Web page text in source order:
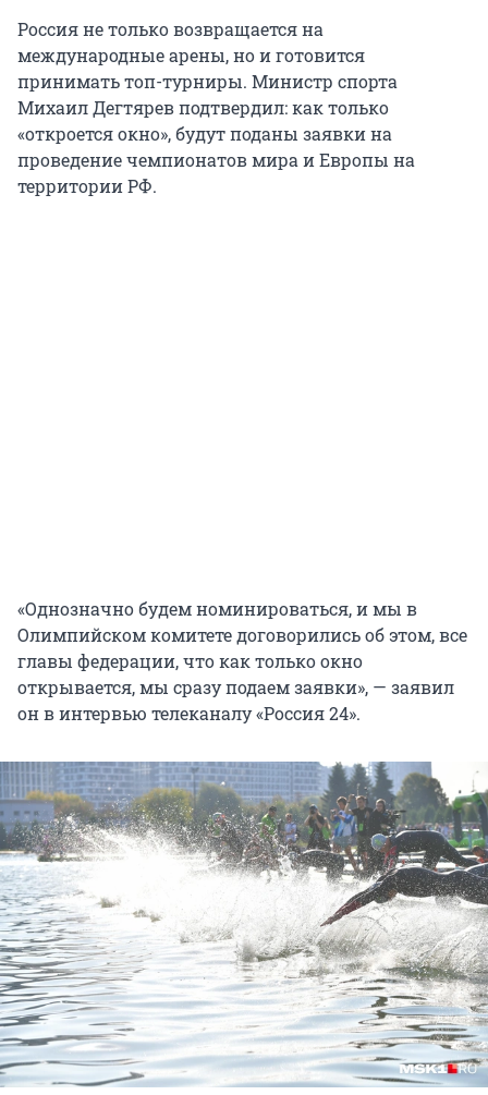
Россия не только возвращается на
международные арены, но и готовится
принимать топ-турниры. Министр спорта
Михаил Дегтярев подтвердил: как только
«откроется окно», будут поданы заявки на
проведение чемпионатов мира и Европы на
территории РФ.
«Однозначно будем номинироваться, и мы в
Олимпийском комитете договорились об этом, все
главы федерации, что как только окно
открывается, мы сразу подаем заявки», — заявил
он в интервью телеканалу «Россия 24».